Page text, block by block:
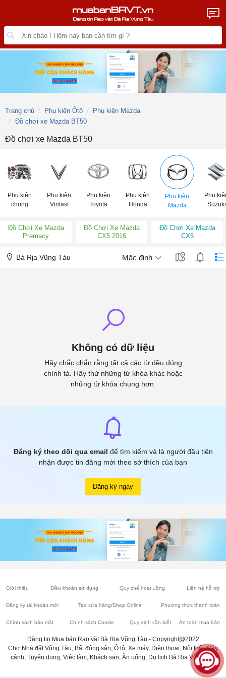
Trang chủ Phụ kiện Ôtô
Phụ kiện Mazda
Đồ chơi xe Mazda BT50
Đồ chơi xe Mazda BT50
Phụ kiện
chung
Phụ kiện
Vinfast
Phụ kiện
Toyota
Phụ kiện
Honda
Phụ kiện
Mazda
Phụ
Suzuki
Đồ Chơi Xe Mazda
Premacy
Đồ Chơi Xe Mazda
CX5 2016
Đồ Chơi Xe Mazda
CX5
Bà Rịa Vũng Tàu Mặc định
Không có dữ liệu
Hãy chắc chắn rằng tất cả các từ đều đúng
chính tả. Hãy thử những từ khóa khác hoặc
những từ khóa chung hơn.
Đăng ký theo dõi qua email để tìm kiếm và là người đầu tiên
nhận được tin đăng mới theo sở thích của bạn
Đăng ký ngay
Giới thiệu Điều khoản sử dụng Quy chế hoạt động Liên hệ hỗ trợ
Đăng ký tài khoản mới Tạo cửa hàng/Shop Online Phương thức thanh toán
Chính sách bảo mật Chính sách Cookie Quy định cần biết An toàn mua bán
Đăng tin Mua bán Rao vặt Bà Rịa Vũng Tàu - Copyright@2022
Chợ Nhà đất Vũng Tàu, Bất động sản, Ô tô, Xe máy, Điện thoại, Nội thất, Cây
cảnh, Tuyển dụng, Việc làm, Khách sạn, Ăn uống, Du lịch Bà Rịa Vũng Tàu